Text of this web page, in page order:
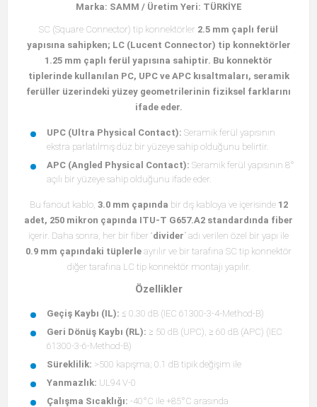
Marka: SAMM / Üretim Yeri: TÜRKİYE
SC (Square Connector) tip konnektörler 2.5 mm çaplı ferül
yapısına sahipken; LC (Lucent Connector) tip konnektörler
1.25 mm çaplı ferül yapısına sahiptir. Bu konnektör
tiplerinde kullanılan PC, UPCve APCkısaltmaları, seramik
ferüller üzerindeki yüzey geometrilerinin fiziksel farklarını
ifade eder.
UPC (Ultra Physical Contact): Seramik ferül yapısının
ekstra parlatılmış düz bir yüzeye sahip olduğunu belirtir.
APC (Angled Physical Contact): Seramik ferül yapısının 8°
açılı bir yüzeye sahip olduğunu ifade eder.
Bu fanout kablo, 3.0 mm çapında bir dış kabloya ve içerisinde 12
adet, 250 mikron çapında ITU-T G657.A2 standardında fiber
içerir. Daha sonra, her bir fiber “divider” adı verilen özel bir yapı ile
0.9 mm çapındaki tüplerle ayrılır ve bir tarafına SC tip konnektör
diğer tarafına LC tip konnektör montajı yapılır.
Özellikler
Geçiş Kaybı (IL): ≤ 0.30 dB (IEC 61300-3-4-Method-B)
Geri Dönüş Kaybı (RL): ≥ 50 dB (UPC), ≥ 60 dB (APC) (IEC
61300-3-6-Method-B)
Süreklilik: >500 kapışma; 0.1 dB tipik değişim ile
Yanmazlık: UL94 V-0
Çalışma Sıcaklığı: -40°C ile +85°C arasında